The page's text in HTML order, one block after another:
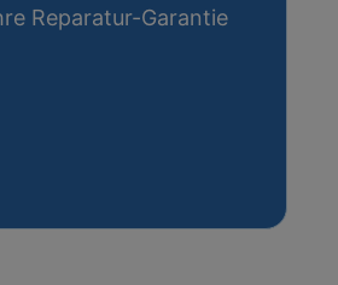
Reparatur-Garantie